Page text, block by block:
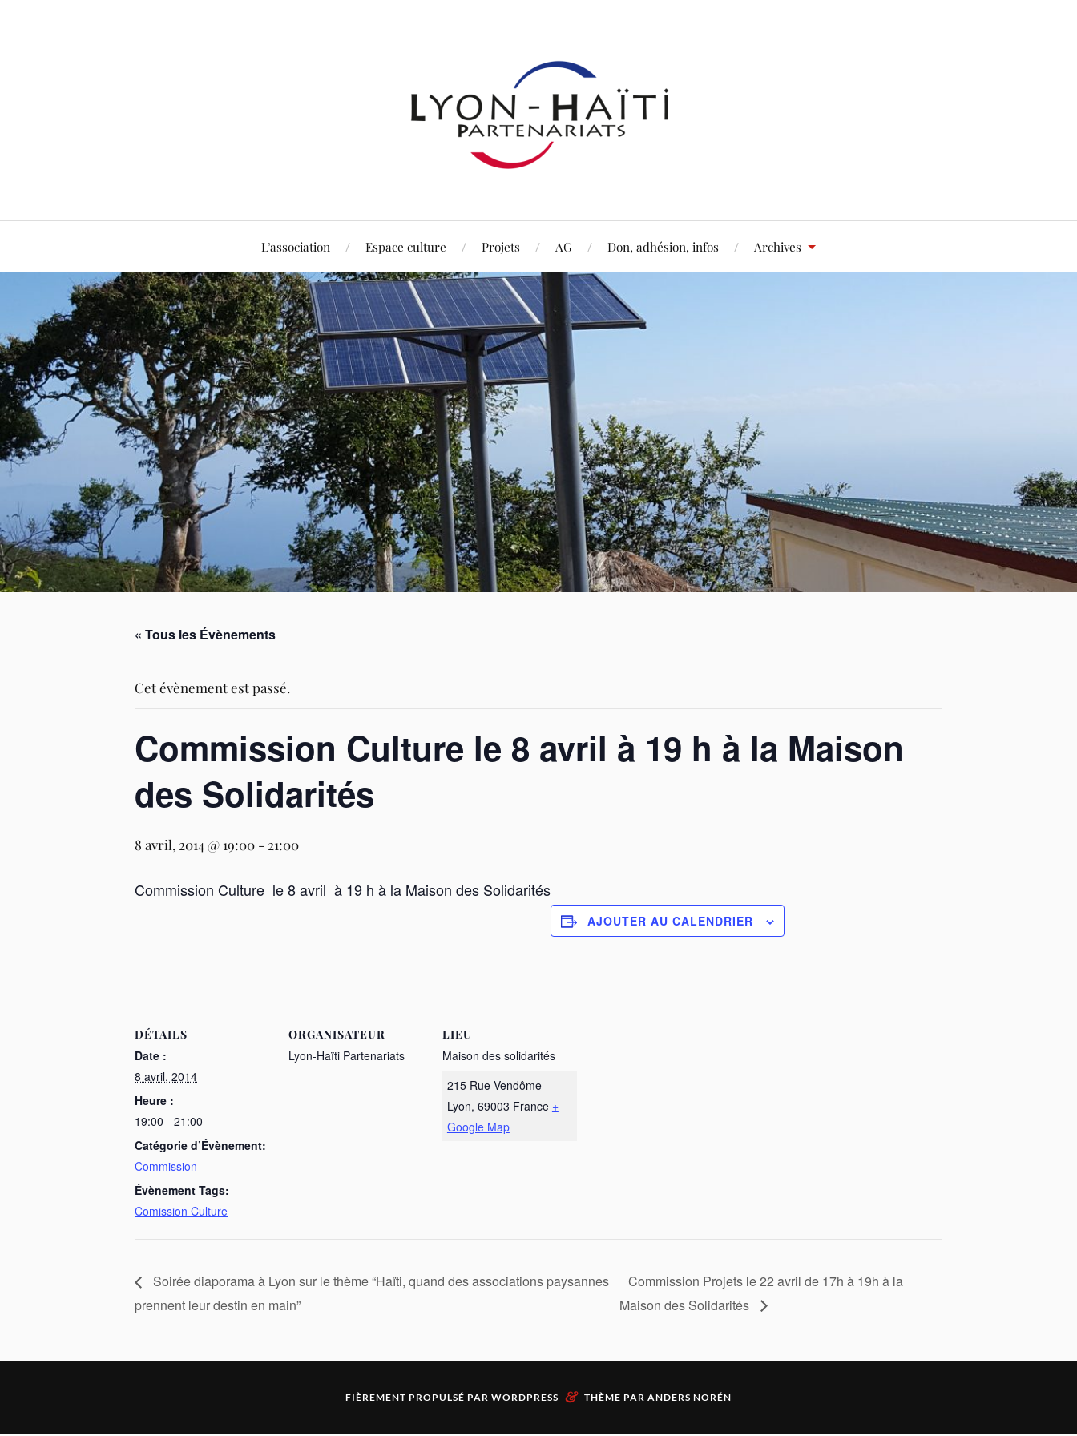
L’association Espace culture Projets AG Don, adhésion, infos Archives
« Tous les Évènements
Cet évènement est passé.
Commission Culture le 8 avril à 19 h à la Maison
des Solidarités
8 avril, 2014 @ 19:00 - 21:00
Commission Culture le 8 avril à 19 h à la Maison des Solidarités
AJOUTER AU CALENDRIER
DÉTAILS
Date :
8 avril, 2014
Heure :
19:00 - 21:00
Catégorie d’Évènement:
Commission
Évènement Tags:
Comission Culture
ORGANISATEUR
Lyon-Haïti Partenariats
LIEU
Maison des solidarités
215 Rue Vendôme
Lyon, 69003 France +
Google Map
Soirée diaporama à Lyon sur le thème “Haïti, quand des associations paysannes
prennent leur destin en main”
Commission Projets le 22 avril de 17h à 19h à la
Maison des Solidarités
FIÈREMENT PROPULSÉ PAR WORDPRESS & THÈME PAR ANDERS NORÉN